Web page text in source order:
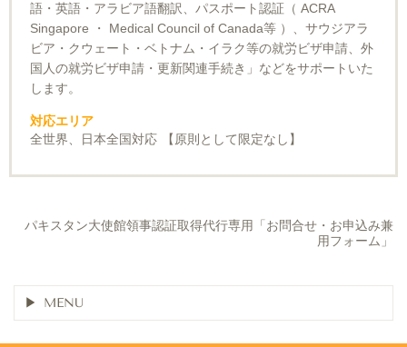
語・英語・アラビア語翻訳、パスポート認証（ ACRA
Singapore ・ Medical Council of Canada等 ）、サウジアラ
ビア・クウェート・ベトナム・イラク等の就労ビザ申請、外
国人の就労ビザ申請・更新関連手続き」などをサポートいた
します。
対応エリア
全世界、日本全国対応 【原則として限定なし】
パキスタン大使館領事認証取得代行専用「お問合せ・お申込み兼
用フォーム」
MENU